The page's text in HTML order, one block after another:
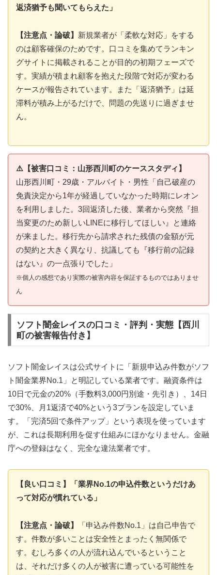
返済猶予も聞いてもらえた」
【注意点・論破】 新規業者が「柔軟な対応」をする
のは顧客確保のためです。口コミを集めてランキン
グサイトに掲載されることが目的の初期フェーズで
す。実績が積まれ顧客を抱えた段階で対応が変わる
ケースが報告されています。また「返済猶予」は延
滞料が積み上がるだけで、問題の先送りに過ぎませ
ん。
⚠️【被害口コミ：山形西川町のケーススタディ】
山形西川町・29歳・アルバイト・男性「自己破産の
免責決定から1年が経過していなかった時期にレオン
を利用しました。3回返済した後、業者から突然『担
当変更のため新しいLINEに移行してほしい』と連絡
が来ました。移行先から請求された残債の金額が元
の契約と大きく異なり、抗議しても『移行前の記録
はない』の一点張りでした」
※個人の感想であり実際の被害内容を保証するものではありませ
ん
ソフト闇金レイスの口コミ・評判・実態【西川
町の被害報告付き】
ソフト闇金レイスは公式サイトに「新規申込み件数がソフ
ト闇金業界No.1」と明記している業者です。融資条件は
10日で元金の20%（手数料3,000円別途・先引き）、14日
で30%、月1返済で40%という3プランを設定していま
す。「完済5回で条件アップ」という表現を使っています
が、これは長期利用を促す仕組みにほかなりません。金融
庁への登録はなく、完全な違法業者です。
【良い口コミ】「業界No.1の申込件数というだけあ
って対応が慣れている」
【注意点・論破】
「申込み件数No.1」は自己申告で
す。件数が多いことは安全性とまったく無関係で
す。むしろ多くの人が流れ込んでいるということ
は、それだけ多くの人が被害に遭っている可能性を